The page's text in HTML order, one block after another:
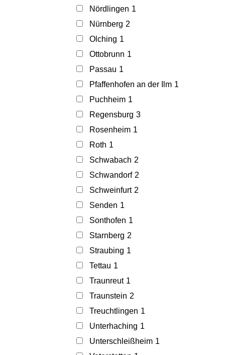
Nördlingen 1
Nürnberg 2
Olching 1
Ottobrunn 1
Passau 1
Pfaffenhofen an der Ilm 1
Puchheim 1
Regensburg 3
Rosenheim 1
Roth 1
Schwabach 2
Schwandorf 2
Schweinfurt 2
Senden 1
Sonthofen 1
Starnberg 2
Straubing 1
Tettau 1
Traunreut 1
Traunstein 2
Treuchtlingen 1
Unterhaching 1
Unterschleißheim 1